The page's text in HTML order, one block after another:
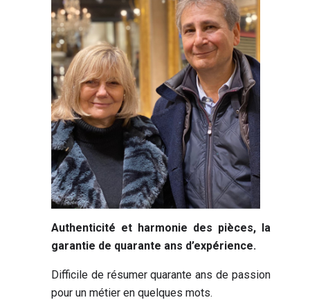
Authenticité et harmonie des pièces, la
garantie de quarante ans d’expérience.
Difficile de résumer quarante ans de passion
pour un métier en quelques mots.